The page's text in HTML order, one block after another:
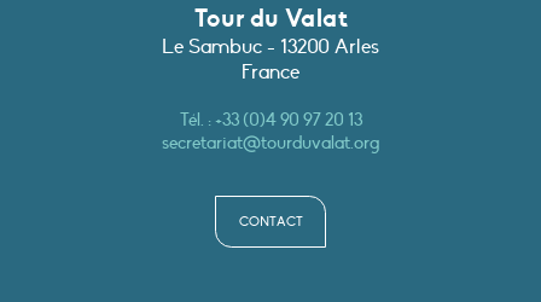
Tour du Valat
Le Sambuc - 13200 Arles
France
Tél. :+33 (0)4 90 97 20 13
secretariat@tourduvalat.org
CONTACT